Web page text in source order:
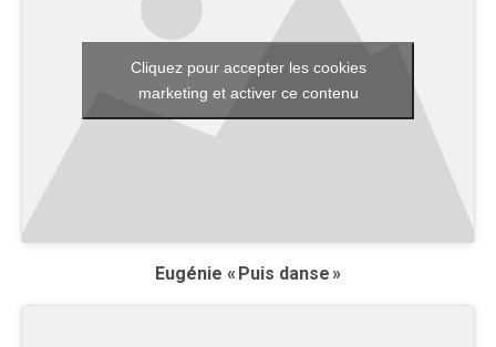
Cliquez pour accepter les cookies
marketing et activer ce contenu
Eugénie « Puis danse »